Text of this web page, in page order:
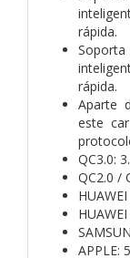
rápida.
rápida.
Aparte
este
QC3.0:
QC2.0 /
APPLE: